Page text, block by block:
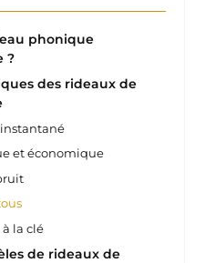
phonique
?
des rideaux de
et économique
la clé
de rideaux de